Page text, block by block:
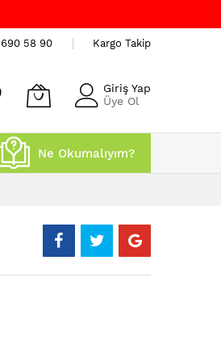
58 90 Kargo Takip
Giriş Yap
Üye Ol
Ne Okumalıyım?